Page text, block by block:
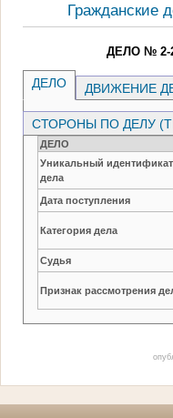
Гражданские
ДЕЛО № 2-
ДЕЛО ДВИЖЕНИЕ
СТОРОНЫ ПО ДЕЛУ
ДЕЛО
Уникальный
дела
Дата поступления
Категория дела
Судья
Признак рассмотрения